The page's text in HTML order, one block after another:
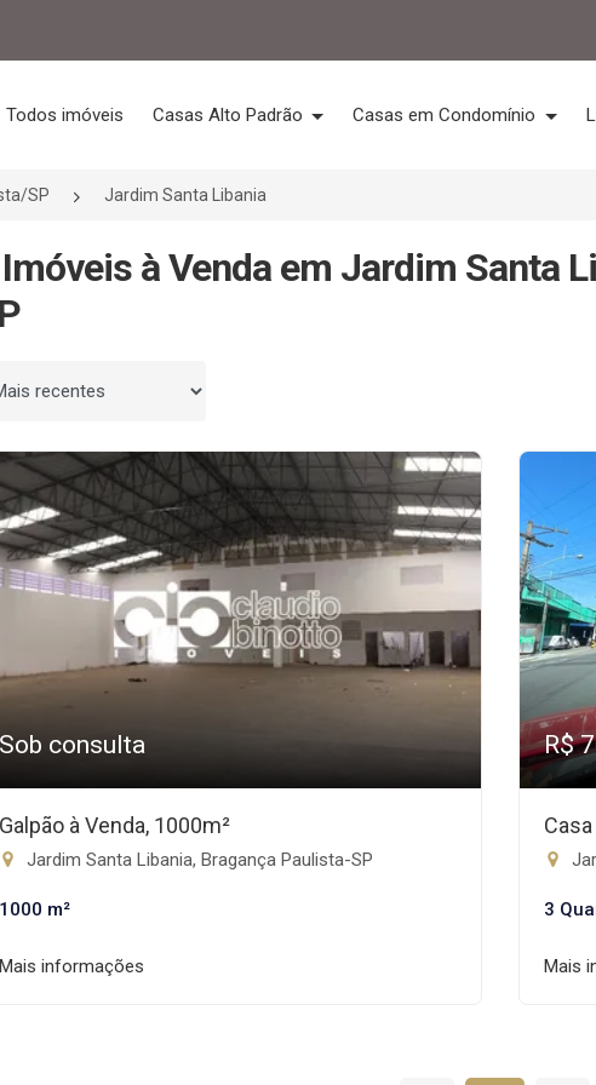
Todos imóveis Casas Alto Padrão Casas em Condomínio
SP Jardim Santa Libania
à Venda em Jardim Santa
por
Sob consulta
Galpão à Venda, 1000m²
Jardim Santa Libania, Bragança Paulista-SP
1000 m²
Mais informações
R$
3
Mais